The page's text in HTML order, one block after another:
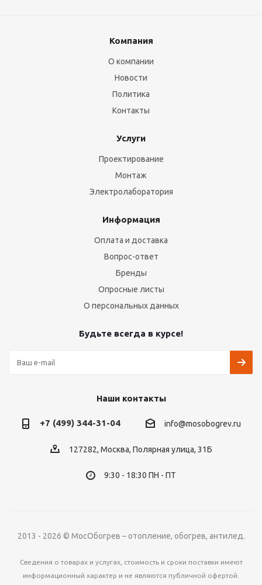
Компания
О компании
Новости
Политика
Контакты
Услуги
Проектирование
Монтаж
Электролаборатория
Информация
Оплата и доставка
Вопрос-ответ
Бренды
Опросные листы
О персональных данных
Будьте всегда в курсе!
Наши контакты
+7 (499) 344-31-04 info@mosobogrev.ru
127282, Москва, Полярная улица, 31Б
9:30 - 18:30 ПН - ПТ
2013 - 2026 © МосОбогрев – отопление, обогрев, антилед.
Сведения о товарах и услугах, стоимость и сроки поставки имеют
информационный характер и не являются публичной офертой.